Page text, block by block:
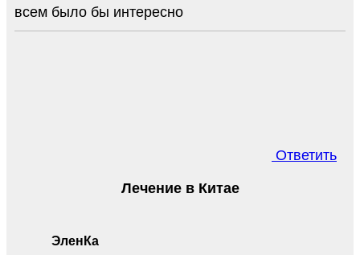
всем было бы интересно
Ответить
ЭленКа
Лечение в Китае